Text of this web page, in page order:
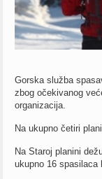
Gorska služba
zbog očekivanog
organizacija.
Na ukupno četiri
Na Staroj planini
ukupno 16 spasilaca